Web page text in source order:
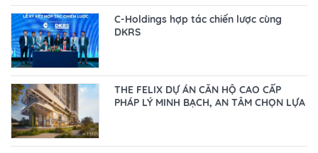
C-Holdings hợp tác chiến lược cùng
DKRS
THE FELIX DỰ ÁN CĂN HỘ CAO CẤP
PHÁP LÝ MINH BẠCH, AN TÂM CHỌN LỰA